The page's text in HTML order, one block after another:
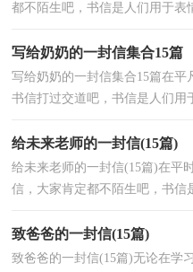
都不陌生吧，书信是人们用于表
写给奶奶的一封信集合15篇
写给奶奶的一封信集合15篇在
书信打过交道吧，书信是人们用
给未来老师的一封信(15篇)
给未来老师的一封信(15篇)在平
信，大家肯定都不陌生吧，书信
致爸爸的一封信(15篇)
致爸爸的一封信(15篇)无论在学